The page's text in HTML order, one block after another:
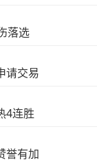
落选
请交易
4连胜
誉有加